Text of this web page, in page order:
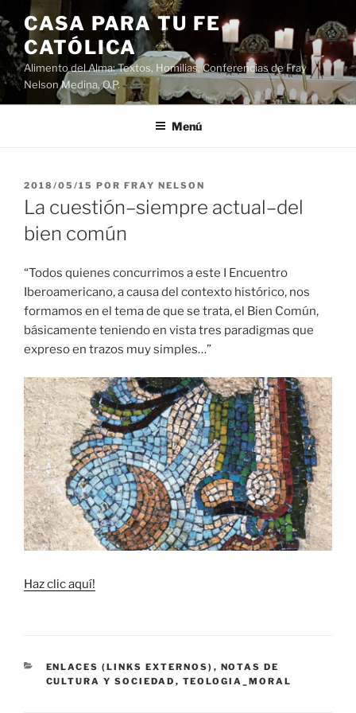
Saltar
al
contenido
CASA PARA TU FE
CATÓLICA
Alimento del Alma: Textos, Homilias, Conferencias de Fray
Nelson Medina, O.P.
Menú
PUBLICADO
EL
2018/05/15 POR FRAY NELSON
La cuestión–siempre actual–del
bien común
“Todos quienes concurrimos a este I Encuentro
Iberoamericano, a causa del contexto histórico, nos
formamos en el tema de que se trata, el Bien Común,
básicamente teniendo en vista tres paradigmas que
expreso en trazos muy simples…”
Haz clic aquí!
CATEGORÍAS
ENLACES (LINKS EXTERNOS) , NOTAS DE
CULTURA Y SOCIEDAD , TEOLOGIA_MORAL